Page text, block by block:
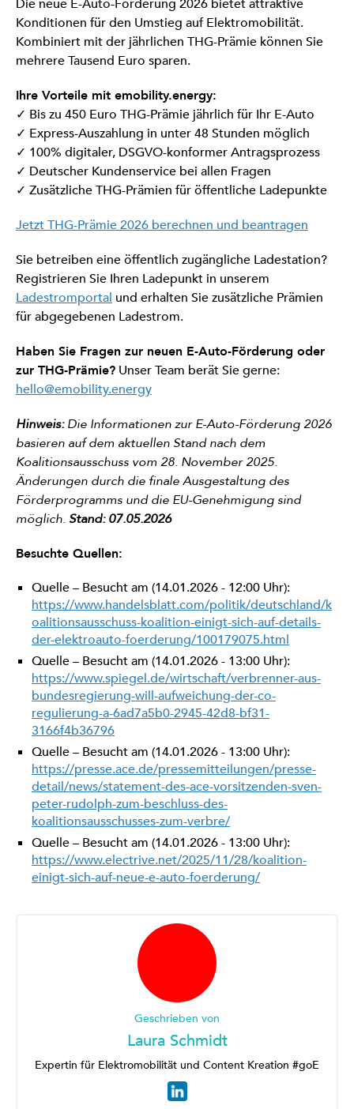
Die neue E-Auto-Förderung 2026 bietet attraktive
Konditionen für den Umstieg auf Elektromobilität.
Kombiniert mit der jährlichen THG-Prämie können Sie
mehrere Tausend Euro sparen.
Ihre Vorteile mit emobility.energy:
✓ Bis zu 450 Euro THG-Prämie jährlich für Ihr E-Auto
✓ Express-Auszahlung in unter 48 Stunden möglich
✓ 100% digitaler, DSGVO-konformer Antragsprozess
✓ Deutscher Kundenservice bei allen Fragen
✓ Zusätzliche THG-Prämien für öffentliche Ladepunkte
Jetzt THG-Prämie 2026 berechnen und beantragen
Sie betreiben eine öffentlich zugängliche Ladestation?
Registrieren Sie Ihren Ladepunkt in unserem
Ladestromportal und erhalten Sie zusätzliche Prämien
für abgegebenen Ladestrom.
Haben Sie Fragen zur neuen E-Auto-Förderung oder
zur THG-Prämie? Unser Team berät Sie gerne:
hello@emobility.energy
Hinweis:Die Informationen zur E-Auto-Förderung 2026
basieren auf dem aktuellen Stand nach dem
Koalitionsausschuss vom 28. November 2025.
Änderungen durch die finale Ausgestaltung des
Förderprogramms und die EU-Genehmigung sind
möglich.Stand: 07.05.2026
Besuchte Quellen:
Quelle – Besucht am (14.01.2026 - 12:00 Uhr):
https://www.handelsblatt.com/politik/deutschland/k
oalitionsausschuss-koalition-einigt-sich-auf-details-
der-elektroauto-foerderung/100179075.html
Quelle – Besucht am (14.01.2026 - 13:00 Uhr):
https://www.spiegel.de/wirtschaft/verbrenner-aus-
bundesregierung-will-aufweichung-der-co-
regulierung-a-6ad7a5b0-2945-42d8-bf31-
3166f4b36796
Quelle – Besucht am (14.01.2026 - 13:00 Uhr):
https://presse.ace.de/pressemitteilungen/presse-
detail/news/statement-des-ace-vorsitzenden-sven-
peter-rudolph-zum-beschluss-des-
koalitionsausschusses-zum-verbre/
Quelle – Besucht am (14.01.2026 - 13:00 Uhr):
https://www.electrive.net/2025/11/28/koalition-
einigt-sich-auf-neue-e-auto-foerderung/
Geschrieben von
Laura Schmidt
Expertin für Elektromobilität und Content Kreation #goE